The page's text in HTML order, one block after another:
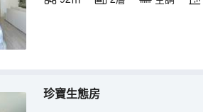
珍寶生態房